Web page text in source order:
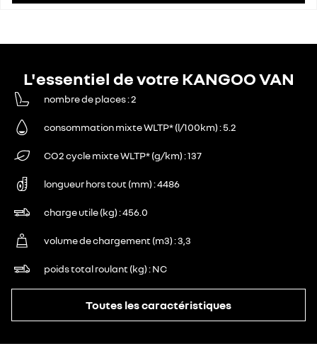
L'essentiel de votre KANGOO VAN
nombre de places 2
consommation mixte WLTP* (l/100km) 5.2
CO2 cycle mixte WLTP* (g/km) 137
longueur hors tout (mm) 4486
charge utile (kg) 456.0
volume de chargement (m3) 3,3
poids total roulant (kg) NC
Toutes les caractéristiques